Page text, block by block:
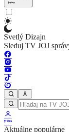
Svetlý Dizajn
Sleduj TV JOJ
Aktuálne populárne